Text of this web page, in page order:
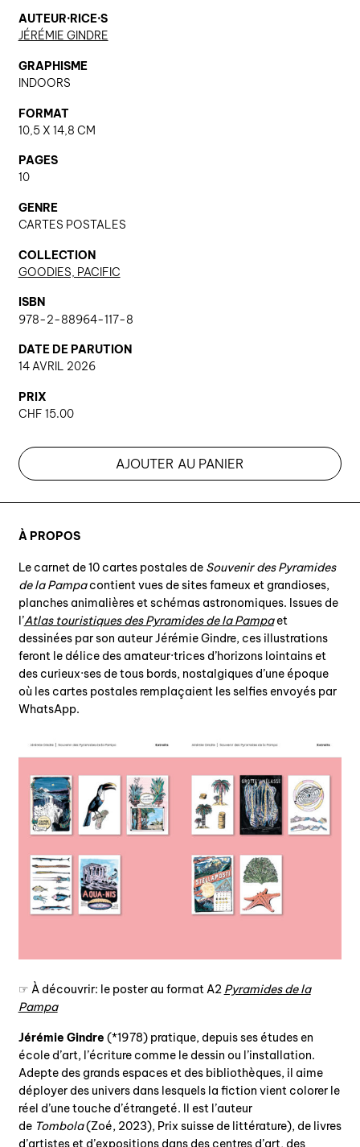
diffusion/librairies
À PROPOS
Le carnet de 10 cartes postales de Souvenir des Pyramides
de la Pampacontient vues de sites fameux et grandioses,
planches animalières et schémas astronomiques. Issues de
l’Atlas touristiques des Pyramides de la Pampaet
dessinées par son auteur Jérémie Gindre, ces illustrations
feront le délice des amateur·trices d’horizons lointains et
des curieux·ses de tous bords, nostalgiques d’une époque
où les cartes postales remplaçaient les selfies envoyés par
WhatsApp.
☞ À découvrir: le poster au format A2 Pyramides de la
Pampa
Jérémie Gindre (*1978) pratique, depuis ses études en
école d’art, l’écriture comme le dessin ou l’installation.
Adepte des grands espaces et des bibliothèques, il aime
déployer des univers dans lesquels la fiction vient colorer le
réel d’une touche d’étrangeté. Il est l’auteur
de Tombola(Zoé, 2023), Prix suisse de littérature), de livres
d’artistes et d’expositions dans des centres d’art, des
AUTEUR·RICE·S
JÉRÉMIE GINDRE
GRAPHISME
INDOORS
FORMAT
10,5 X 14,8 CM
PAGES
10
GENRE
CARTES POSTALES
COLLECTION
GOODIES, PACIFIC
ISBN
978-2-88964-117-8
DATE DE PARUTION
14 AVRIL 2026
PRIX
CHF 15.00
AJOUTER AU PANIER